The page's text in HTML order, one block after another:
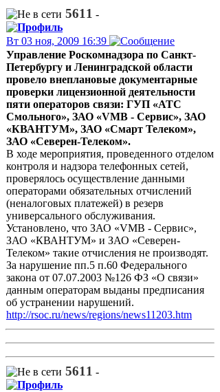
5611 -
Вт 03 ноя, 2009 16:39
Управление Роскомнадзора по Санкт-
Петербургу и Ленинградской области
провело внеплановые документарные
проверки лицензионной деятельности
пяти операторов связи: ГУП «АТС
Смольного», ЗАО «VMB - Сервис», ЗАО
«КВАНТУМ», ЗАО «Смарт Телеком»,
ЗАО «Северен-Телеком».
В ходе мероприятия, проведенного отделом
контроля и надзора телефонных сетей,
проверялось осуществление данными
операторами обязательных отчислений
(неналоговых платежей) в резерв
универсального обслуживания.
Установлено, что ЗАО «VMB - Сервис»,
ЗАО «КВАНТУМ» и ЗАО «Северен-
Телеком» такие отчисления не производят.
За нарушение пп.5 п.60 Федерального
закона от 07.07.2003 №126 ФЗ «О связи»
данным операторам выданы предписания
об устранении нарушений.
http://rsoc.ru/news/regions/news11203.htm
5611 -